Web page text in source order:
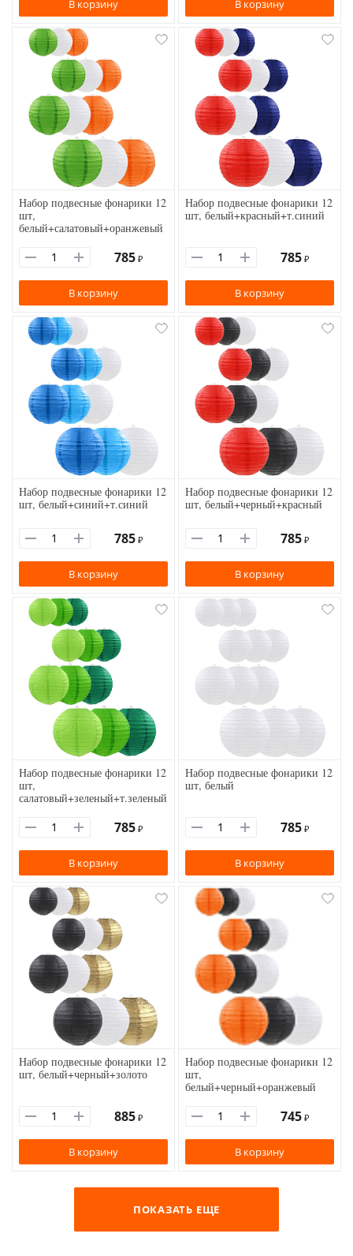
В корзину В корзину
Набор подвесные фонарики 12
шт,
белый+салатовый+оранжевый
785 ₽
В корзину
Набор подвесные фонарики 12
шт, белый+красный+т.синий
785 ₽
В корзину
Набор подвесные фонарики 12
шт, белый+синий+т.синий
785 ₽
В корзину
Набор подвесные фонарики 12
шт, белый+черный+красный
785 ₽
В корзину
Набор подвесные фонарики 12
шт,
салатовый+зеленый+т.зеленый
785 ₽
В корзину
Набор подвесные фонарики 12
шт, белый
785 ₽
В корзину
Набор подвесные фонарики 12
шт, белый+черный+золото
885 ₽
В корзину
Набор подвесные фонарики 12
шт,
белый+черный+оранжевый
745 ₽
В корзину
ПОКАЗАТЬ ЕЩЕ